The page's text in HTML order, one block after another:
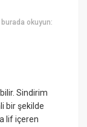
burada okuyun:
Sindirim
bir şekilde
lif içeren